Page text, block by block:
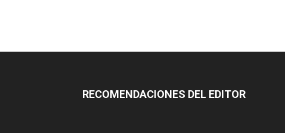
RECOMENDACIONES DEL EDITOR